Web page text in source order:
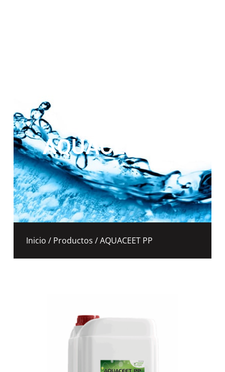
AQUACEET PP
Inicio / Productos / AQUACEET PP